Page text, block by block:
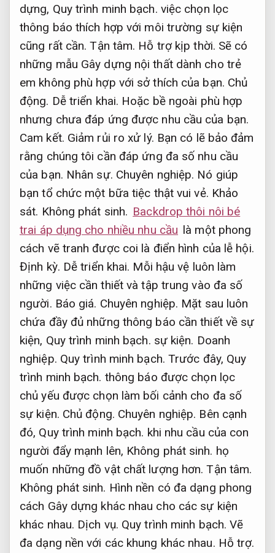
dựng, Quy trình minh bạch. việc chọn lọc
thông báo thích hợp với môi trường sự kiện
cũng rất cần.Tận tâm. Hỗ trợ kịp thời. Sẽ có
những mẫu Gây dựng nội thất dành cho trẻ
em không phù hợp với sở thích của bạn. Chủ
động. Dễ triển khai. Hoặc bề ngoài phù hợp
nhưng chưa đáp ứng được nhu cầu của bạn.
Cam kết. Giảm rủi ro xử lý. Bạn có lẽ bảo đảm
rằng chúng tôi cần đáp ứng đa số nhu cầu
của bạn. Nhân sự. Chuyên nghiệp. Nó giúp
bạn tổ chức một bữa tiệc thật vui vẻ. Khảo
sát. Không phát sinh. Backdrop thôi nôi bé
trai áp dụng cho nhiều nhu cầu là một phong
cách vẽ tranh được coi là điển hình của lễ hội.
Định kỳ. Dễ triển khai. Mỗi hậu vệ luôn làm
những việc cần thiết và tập trung vào đa số
người. Báo giá. Chuyên nghiệp. Mặt sau luôn
chứa đầy đủ những thông báo cần thiết về sự
kiện, Quy trình minh bạch. sự kiện. Doanh
nghiệp. Quy trình minh bạch. Trước đây, Quy
trình minh bạch. thông báo được chọn lọc
chủ yếu được chọn làm bối cảnh cho đa số
sự kiện. Chủ động. Chuyên nghiệp. Bên cạnh
đó, Quy trình minh bạch. khi nhu cầu của con
người đẩy mạnh lên, Không phát sinh. họ
muốn những đồ vật chất lượng hơn.Tận tâm.
Không phát sinh. Hình nền có đa dạng phong
cách Gây dựng khác nhau cho các sự kiện
khác nhau. Dịch vụ. Quy trình minh bạch. Vẽ
đa dạng nền với các khung khác nhau. Hỗ trợ.